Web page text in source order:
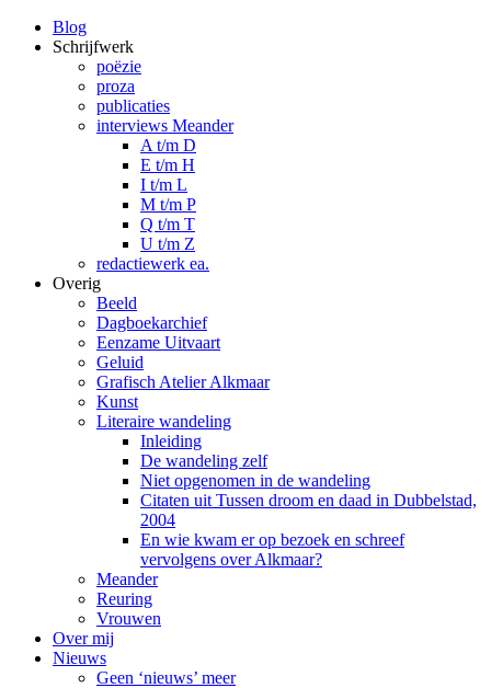
Blog
Schrijfwerk
poëzie
proza
publicaties
interviews Meander
A t/m D
E t/m H
I t/m L
M t/m P
Q t/m T
U t/m Z
redactiewerk ea.
Overig
Beeld
Dagboekarchief
Eenzame Uitvaart
Geluid
Grafisch Atelier Alkmaar
Kunst
Literaire wandeling
Inleiding
De wandeling zelf
Niet opgenomen in de wandeling
Citaten uit Tussen droom en daad in Dubbelstad,
2004
En wie kwam er op bezoek en schreef
vervolgens over Alkmaar?
Meander
Reuring
Vrouwen
Over mij
Nieuws
Geen ‘nieuws’ meer